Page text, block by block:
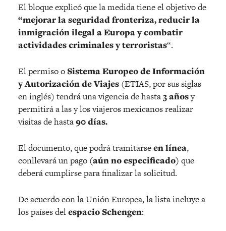
El bloque explicó que la medida tiene el objetivo de
“mejorar la seguridad fronteriza, reducir la
inmigración ilegal a Europa y combatir
actividades criminales y terroristas“.
El permiso o Sistema Europeo de Información
y Autorización de Viajes (ETIAS, por sus siglas
en inglés) tendrá una vigencia de hasta3 añosy
permitirá a las y los viajeros mexicanos realizar
visitas de hasta90 días.
El documento, que podrá tramitarseen línea,
conllevará un pago (aún no especificado) que
deberá cumplirse para finalizar la solicitud.
De acuerdo con la Unión Europea, la lista incluye a
los países delespacio Schengen: